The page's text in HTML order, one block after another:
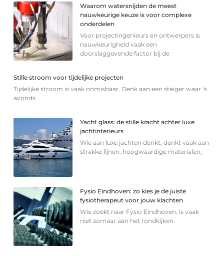
Waarom watersnijden de meest
nauwkeurige keuze is voor complexe
onderdelen
Voor projectingenieurs en ontwerpers is
nauwkeurigheid vaak een
doorslaggevende factor bij de
Stille stroom voor tijdelijke projecten
Tijdelijke stroom is vaak onmisbaar. Denk aan een steiger waar ’s
avonds
Yacht glass: de stille kracht achter luxe
jachtinterieurs
Wie aan luxe jachten denkt, denkt vaak aan
strakke lijnen, hoogwaardige materialen,
Fysio Eindhoven: zo kies je de juiste
fysiotherapeut voor jouw klachten
Wie zoekt naar Fysio Eindhoven, is vaak
niet zomaar aan het rondkijken.